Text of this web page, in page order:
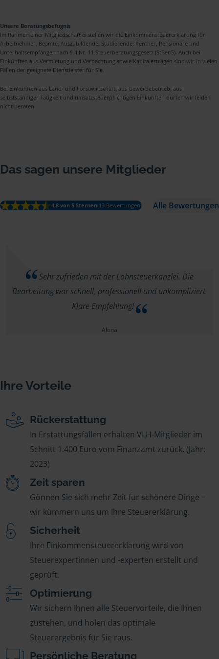
Unsere Beratungsbefugnis
Im Rahmen einer Mitgliedschaft erstellen wir die Einkommensteuererklärung für
Arbeitnehmer, Beamte, Auszubildende, Studierende, Rentner, Pensionäre und
Unterhaltsempfänger nach § 4 Nr. 11 Steuerberatungsgesetz (StBerG). Auch bei
Einkünften aus Vermietung und Verpachtung sowie Kapitalerträgen sind wir in vielen
Fällen der geeignete Dienstleister für Sie.
Bei Einkünften aus Land- und Forstwirtschaft, aus Gewerbebetrieb, aus
selbstständiger Tätigkeit und umsatzsteuerpflichtigen Einkünften dürfen wir leider
nicht beraten.
Das sagen unsere Mitglieder
4.8 von 5 Sternen(13 Bewertungen) Alle Bewertungen
Sehr zufrieden mit der Lohnsteuerkanzlei. Die
Bearbeitung war schnell, professionell und unkompliziert.
Klare Empfehlung!
Alona
Ihre Vorteile
Rückerstattung
In Erstattungsfällen erhalten VLH-Mitglieder im
Schnitt 1.400 Euro vom Finanzamt zurück. (Jahr:
2023)
Zeit sparen
Gönnen Sie sich mehr Zeit für schönere Dinge –
wir kümmern uns um Ihre Steuererklärung.
Sicherheit
Ihre Einkommensteuererklärung wird von
Steuerexpertinnen und -experten erstellt und
geprüft.
Optimierung
Wir sichern Ihnen alle Steuervorteile, die Ihnen
zustehen, und holen das optimale
Steuerergebnis für Sie raus.
Persönliche Beratung